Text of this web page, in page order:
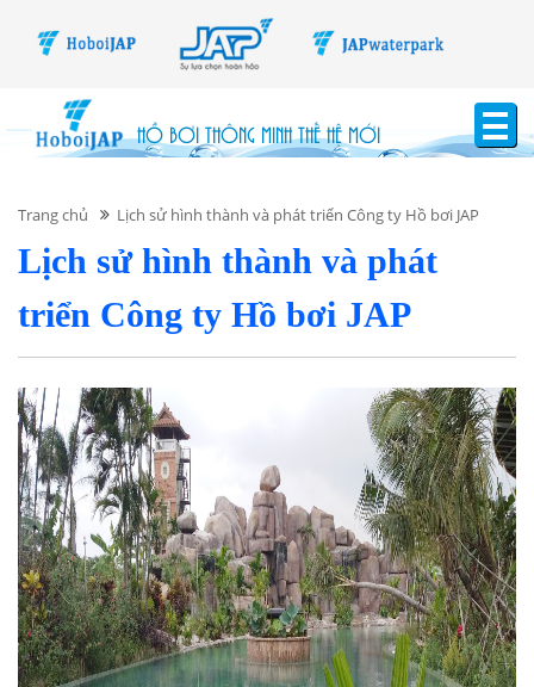
HỒ BƠI THÔNG MINH THẾ HỆ MỚI
Trang chủ Lịch sử hình thành và phát triển Công ty Hồ bơi JAP
Lịch sử hình thành và phát
triển Công ty Hồ bơi JAP